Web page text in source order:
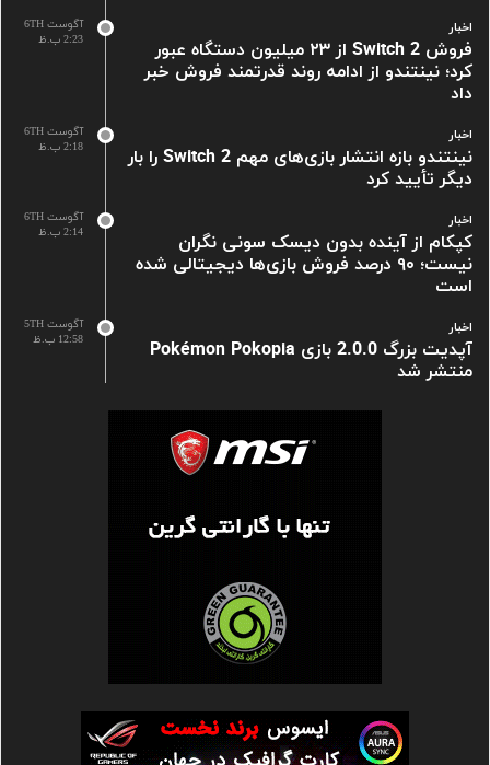
آگوست 6TH
2:23 ب.ظ
اخبار
فروش Switch 2 از ۲۳ میلیون دستگاه عبور
کرد؛ نینتندو از ادامه روند قدرتمند فروش خبر
داد
آگوست 6TH
2:18 ب.ظ
اخبار
نینتندو بازه انتشار بازی‌های مهم Switch 2 را بار
دیگر تأیید کرد
آگوست 6TH
2:14 ب.ظ
اخبار
کپکام از آینده بدون دیسک سونی نگران
نیست؛ ۹۰ درصد فروش بازی‌ها دیجیتالی شده
است
آگوست 5TH
12:58 ب.ظ
اخبار
آپدیت بزرگ 2.0.0 بازی Pokémon Pokopia
منتشر شد